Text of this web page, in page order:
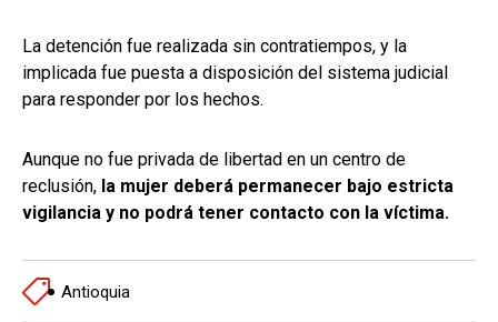
La detención fue realizada sin contratiempos, y la
implicada fue puesta a disposición del sistema judicial
para responder por los hechos.
Aunque no fue privada de libertad en un centro de
reclusión, la mujer deberá permanecer bajo estricta
vigilancia y no podrá tener contacto con la víctima.
Antioquia